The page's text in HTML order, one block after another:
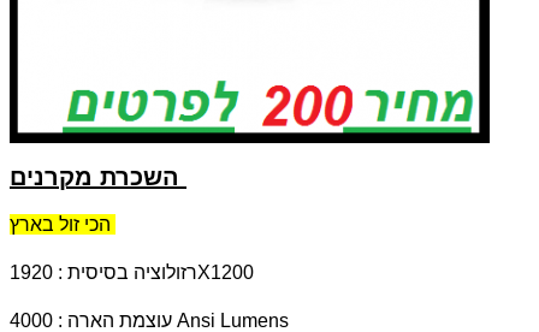
רזולוציה בסיסית : 1920X1200
עוצמת הארה : 4000 Ansi Lumens